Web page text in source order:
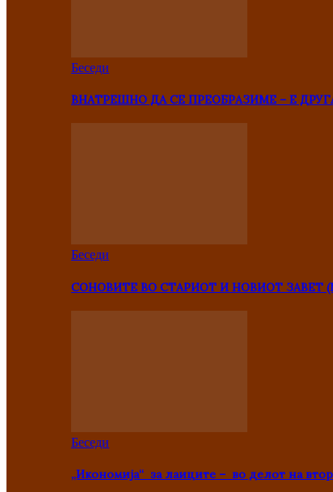
Беседи
ВНАТРЕШНО ДА СЕ ПРЕОБРАЗИМЕ – Е
Беседи
СОНОВИТЕ ВО СТАРИОТ И НОВИОТ ЗАВЕТ
Беседи
„Икономија“ за лаиците – во делот на